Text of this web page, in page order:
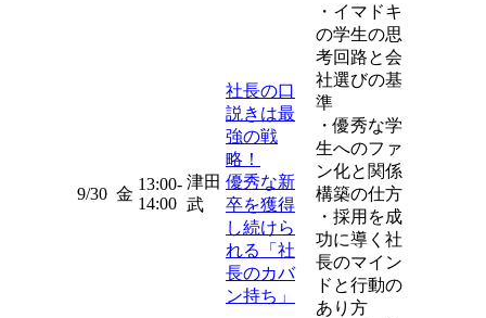
9/30 金
13:00-
14:00
津田
武
社長の口
説きは最
強の戦
略！
優秀な新
卒を獲得
し続けら
れる「社
長のカバ
ン持ち」
・イマドキ
の学生の思
考回路と会
社選びの基
準
・優秀な学
生へのファ
ン化と関係
構築の仕方
・採用を成
功に導く社
長のマイン
ドと行動の
あり方